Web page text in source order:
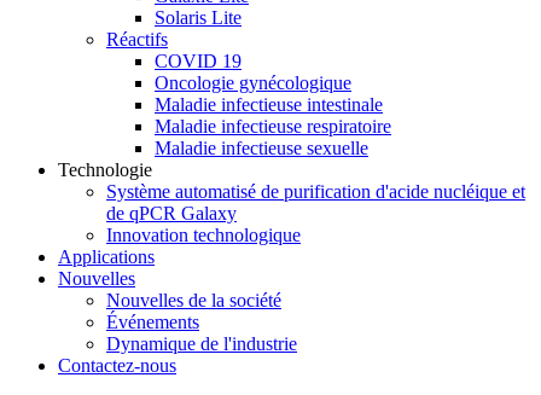
Solaris Lite
Réactifs
COVID 19
Oncologie gynécologique
Maladie infectieuse intestinale
Maladie infectieuse respiratoire
Maladie infectieuse sexuelle
Technologie
Système automatisé de purification d'acide nucléique et
de qPCR Galaxy
Innovation technologique
Applications
Nouvelles
Nouvelles de la société
Événements
Dynamique de l'industrie
Contactez-nous